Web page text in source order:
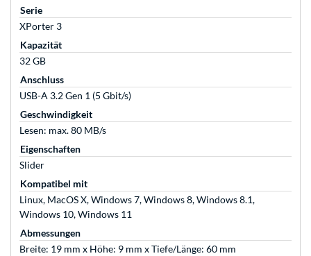
Serie
XPorter 3
Kapazität
32 GB
Anschluss
USB-A 3.2 Gen 1 (5 Gbit/s)
Geschwindigkeit
Lesen: max. 80 MB/s
Eigenschaften
Slider
Kompatibel mit
Linux, MacOS X, Windows 7, Windows 8, Windows 8.1,
Windows 10, Windows 11
Abmessungen
Breite: 19 mm x Höhe: 9 mm x Tiefe/Länge: 60 mm